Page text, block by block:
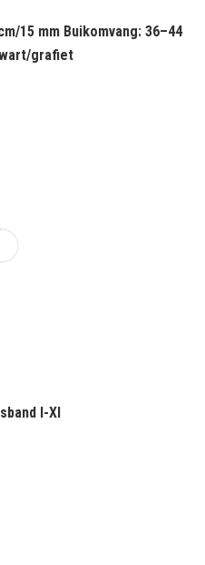
15 mm Buikomvang: 36–44
grafiet
l-Xl